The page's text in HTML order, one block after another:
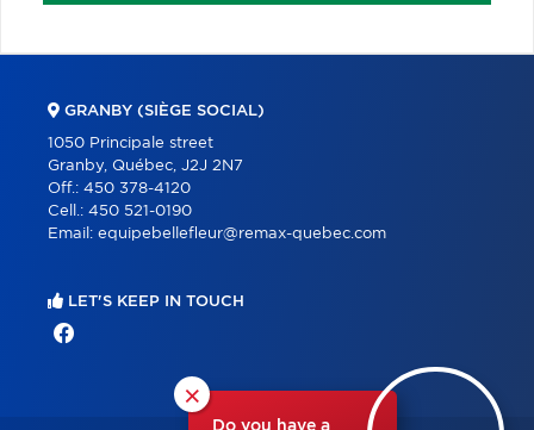
×
Do you have a
GRANBY (SIÈGE SOCIAL)
1050 Principale street
Granby, Québec, J2J 2N7
Off.: 450 378-4120
Cell.: 450 521-0190
Email: equipebellefleur@remax-quebec.com
LET'S KEEP IN TOUCH